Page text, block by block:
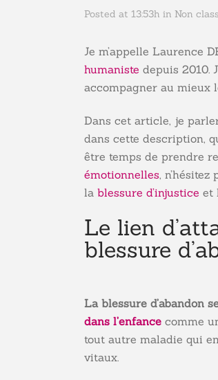
Posted at 13:53h in Non
Je m’appelle Laurence
humaniste depuis 2010.
accompagner au mieux
Dans cet article, je
dans cette description,
être temps de prendre
émotionnelles,
la blessure d’injustice et
Le lien
blessure
La blessure d’abandon
dans l’enfance comme
tout autre maladie qui
vitaux.